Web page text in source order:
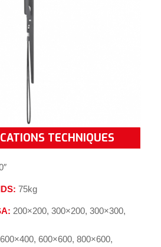
TECHNIQUES
75kg
: 200×200, 300×200, 300×300,
600×600, 800×600,